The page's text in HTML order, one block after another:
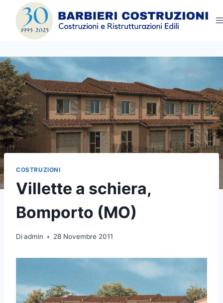
contenuto
COSTRUZIONI
Villette a schiera,
Bomporto (MO)
Diadmin 28 Novembre 2011